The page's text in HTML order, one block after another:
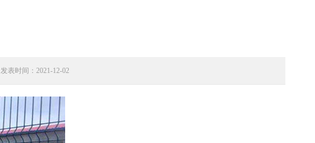
发表时间：2021-12-02